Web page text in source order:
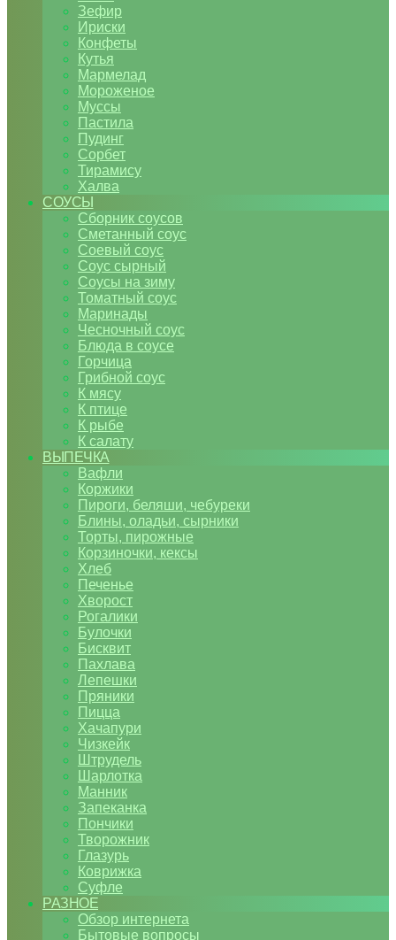
Зефир
Ириски
Конфеты
Кутья
Мармелад
Мороженое
Муссы
Пастила
Пудинг
Сорбет
Тирамису
Халва
СОУСЫ
Сборник соусов
Сметанный соус
Соевый соус
Соус сырный
Соусы на зиму
Томатный соус
Маринады
Чесночный соус
Блюда в соусе
Горчица
Грибной соус
К мясу
К птице
К рыбе
К салату
ВЫПЕЧКА
Вафли
Коржики
Пироги, беляши, чебуреки
Блины, оладьи, сырники
Торты, пирожные
Корзиночки, кексы
Хлеб
Печенье
Хворост
Рогалики
Булочки
Бисквит
Пахлава
Лепешки
Пряники
Пицца
Хачапури
Чизкейк
Штрудель
Шарлотка
Манник
Запеканка
Пончики
Творожник
Глазурь
Коврижка
Суфле
РАЗНОЕ
Обзор интернета
Бытовые вопросы